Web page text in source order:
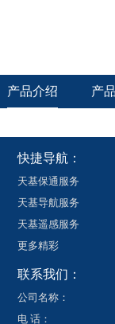
产品介绍 产
快捷导航：
天基保通服务
天基导航服务
天基遥感服务
更多精彩
联系我们：
公司名称：
电 话：